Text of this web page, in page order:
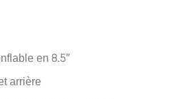
en 8.5″
arrière